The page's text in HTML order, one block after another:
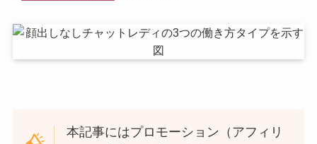
本記事にはプロモーション（アフィリ